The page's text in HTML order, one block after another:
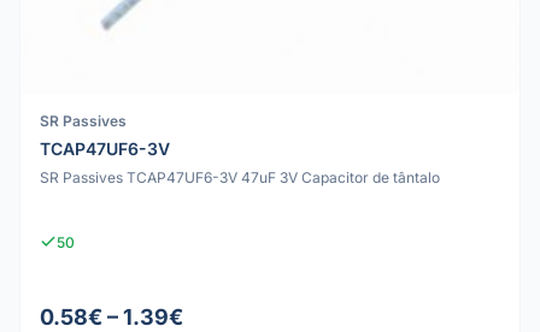
SR Passives
TCAP47UF6-3V
SR Passives TCAP47UF6-3V 47uF 3V Capacitor de tântalo
50
0.58€ – 1.39€